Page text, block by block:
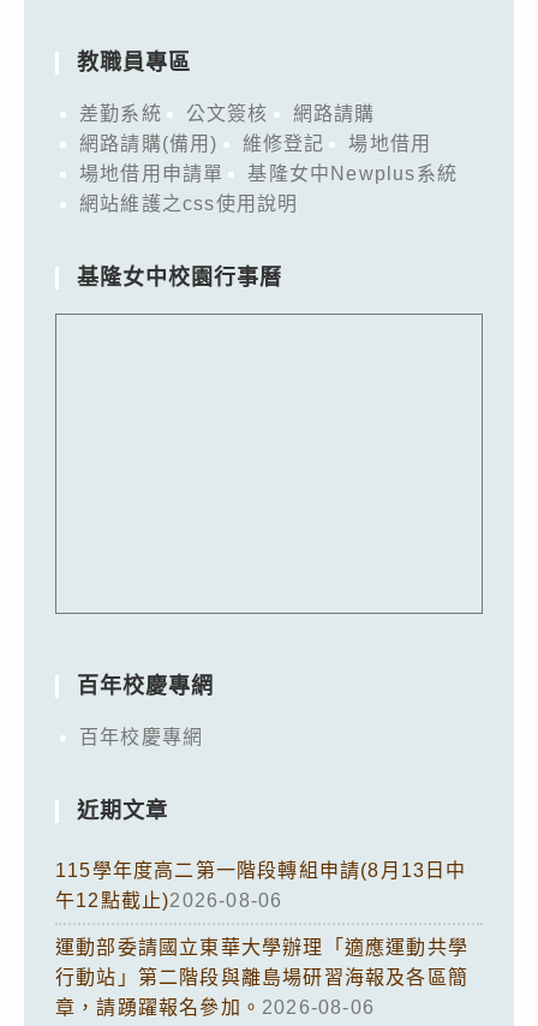
教職員專區
差勤系統 公文簽核
網路請購
網路請購(備用)
維修登記
場地借用
場地借用申請單
基隆女中Newplus系統
網站維護之css使用說明
基隆女中校園行事曆
百年校慶專網
百年校慶專網
近期文章
115學年度高二第一階段轉組申請(8月13日中
午12點截止)2026-08-06
運動部委請國立東華大學辦理「適應運動共學
行動站」第二階段與離島場研習海報及各區簡
章，請踴躍報名參加。 2026-08-06